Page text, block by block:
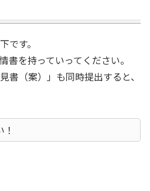
です。
書を持っていってください。
書（案）」も同時提出すると、